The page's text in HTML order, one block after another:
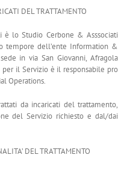
DEL TRATTAMENTO
lo Studio Cerbone & Asssociati
tempore dell’ente Information &
in via San Giovanni, Afragola
il Servizio è il responsabile pro
Operations.
da incaricati del trattamento,
del Servizio richiesto e dal/dai
DEL TRATTAMENTO